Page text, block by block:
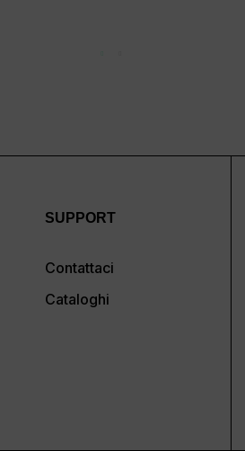
SUPPORT
Contattaci
Cataloghi